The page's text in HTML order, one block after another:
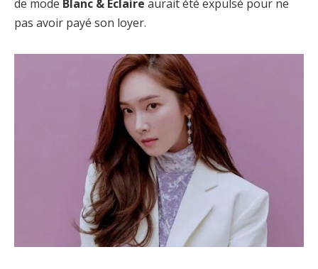
de mode Blanc & Éclaire aurait été expulsé pour ne
pas avoir payé son loyer.